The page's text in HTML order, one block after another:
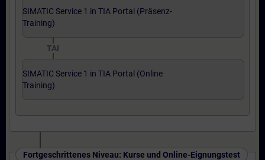
SIMATIC Service 1 in TIA Portal (Präsenz-
Training)
TAI
SIMATIC Service 1 in TIA Portal (Online
Training)
Fortgeschrittenes Niveau: Kurse und Online-Eignungstest